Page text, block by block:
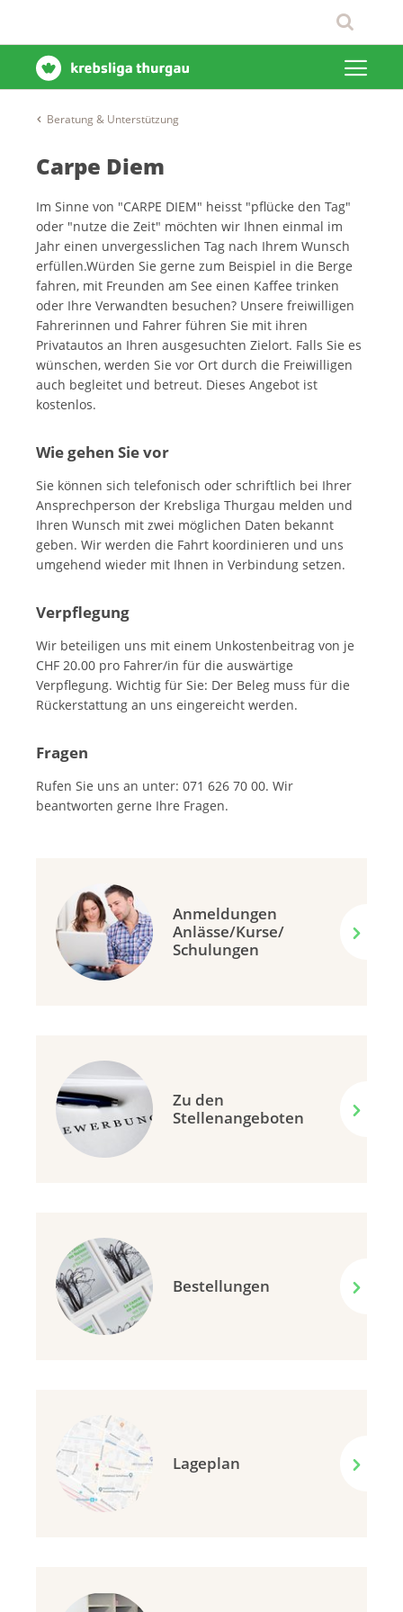
Beratung & Unterstützung
Carpe Diem
Im Sinne von "CARPE DIEM" heisst "pflücke den Tag"
oder "nutze die Zeit" möchten wir Ihnen einmal im
Jahr einen unvergesslichen Tag nach Ihrem Wunsch
erfüllen.Würden Sie gerne zum Beispiel in die Berge
fahren, mit Freunden am See einen Kaffee trinken
oder Ihre Verwandten besuchen? Unsere freiwilligen
Fahrerinnen und Fahrer führen Sie mit ihren
Privatautos an Ihren ausgesuchten Zielort. Falls Sie es
wünschen, werden Sie vor Ort durch die Freiwilligen
auch begleitet und betreut. Dieses Angebot ist
kostenlos.
Wie gehen Sie vor
Sie können sich telefonisch oder schriftlich bei Ihrer
Ansprechperson der Krebsliga Thurgau melden und
Ihren Wunsch mit zwei möglichen Daten bekannt
geben. Wir werden die Fahrt koordinieren und uns
umgehend wieder mit Ihnen in Verbindung setzen.
Verpflegung
Wir beteiligen uns mit einem Unkostenbeitrag von je
CHF 20.00 pro Fahrer/in für die auswärtige
Verpflegung. Wichtig für Sie: Der Beleg muss für die
Rückerstattung an uns eingereicht werden.
Fragen
Rufen Sie uns an unter: 071 626 70 00. Wir
beantworten gerne Ihre Fragen.
Anmeldungen
Anlässe/Kurse/
Schulungen
Zu den
Stellenangeboten
Bestellungen
Lageplan